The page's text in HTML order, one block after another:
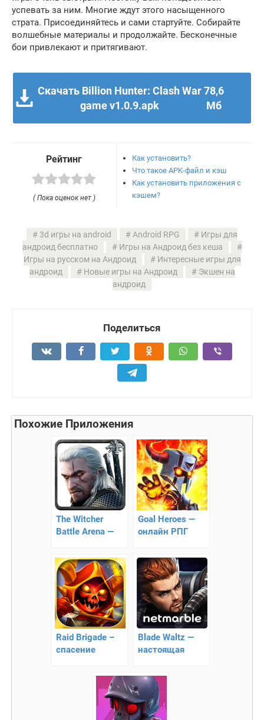
успевать за ним. Многие ждут этого насыщенного
страта. Присоединяйтесь и сами стартуйте. Собирайте
волшебные материалы и продолжайте. Бесконечные
бои привлекают и притягивают.
Скачать Billion Hunter: Clash War
game v1.0.9.apk
78,6
Мб
Рейтинг
( Пока оценок нет )
Как установить?
Что такое APK-файл и кэш
Как установить приложения с
кэшем?
3d игры на android Android RPG
Игры для
андроид бесплатно
Игры на Андроид без кеша
Игры на русском на Андроид
Интересные игры для
андроид
Новые игры на Андроид
Экшен на
андроид
Поделиться
Похожие Приложения
The Witcher
Battle Arena —
Goal Heroes —
онлайн РПГ
Raid Brigade –
спасение
Blade Waltz —
настоящая